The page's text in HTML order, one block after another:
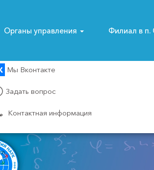
Органы управления
Филиал в п.
Мы Вконтакте
Задать вопрос
Контактная информация